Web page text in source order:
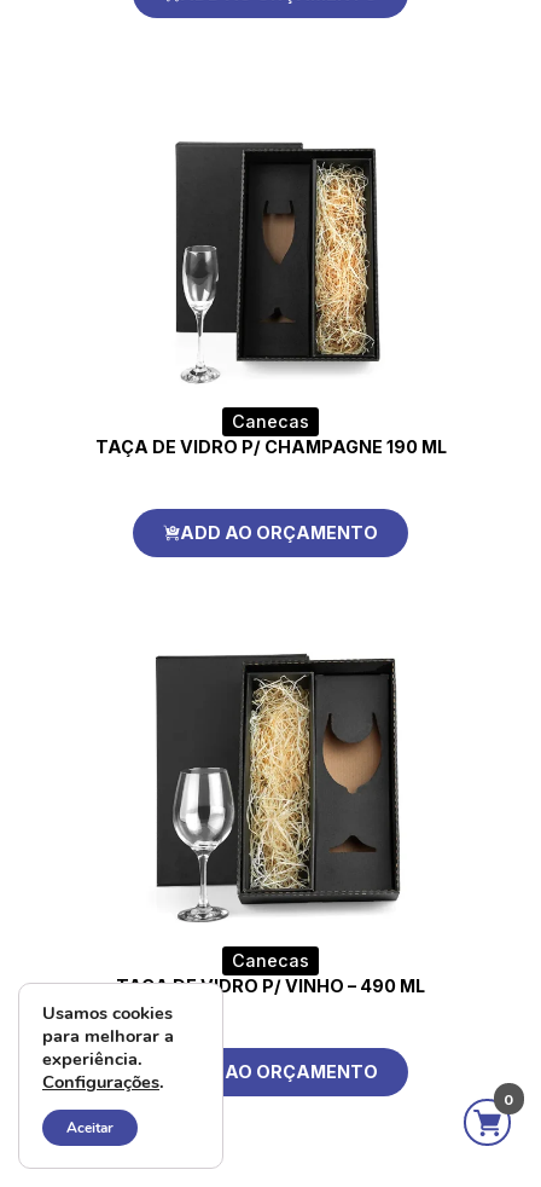
Canecas
TAÇA DE VIDRO P/ CHAMPAGNE 190 ML
ADD AO ORÇAMENTO
Canecas
TAÇA DE VIDRO P/ VINHO – 490 ML
ADD AO ORÇAMENTO
0
Usamos cookies
para melhorar a
experiência.
Configurações.
Aceitar